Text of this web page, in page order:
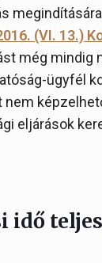
(VI. 13.)
még mindig
ügyfél
eljárások
idő